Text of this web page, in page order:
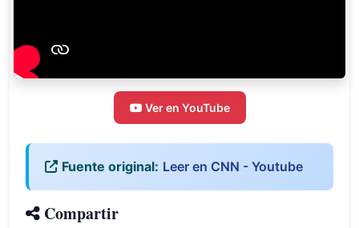
Ver en YouTube
Fuente original: Leer en CNN - Youtube
Compartir